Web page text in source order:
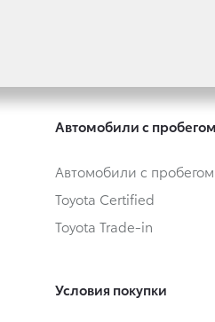
Автомобили с пробегом
Автомобили с
Toyota Certified
Toyota Trade-in
Условия покупки